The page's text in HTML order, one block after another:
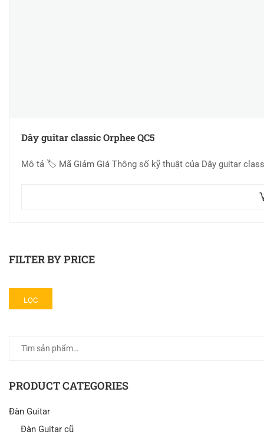
Dây guitar classic Orphee QC5
Mô tả 🏷 Mã Giảm Giá Thông số kỹ thuật của Dây guitar
FILTER BY PRICE
LỌC
PRODUCT CATEGORIES
Đàn Guitar
Đàn Guitar cũ